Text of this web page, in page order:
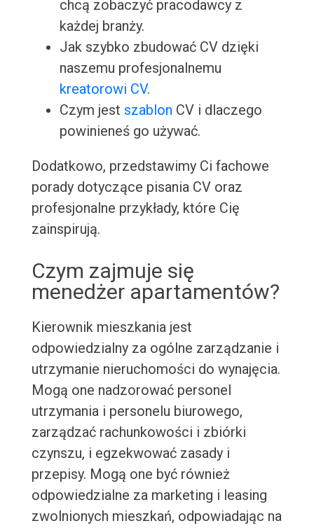
chcą zobaczyć pracodawcy z
każdej branży.
Jak szybko zbudować CV dzięki
naszemu profesjonalnemu
kreatorowi CV.
Czym jest szablon CV i dlaczego
powinieneś go używać.
Dodatkowo, przedstawimy Ci fachowe
porady dotyczące pisania CV oraz
profesjonalne przykłady, które Cię
zainspirują.
Czym zajmuje się
menedżer apartamentów?
Kierownik mieszkania jest
odpowiedzialny za ogólne zarządzanie i
utrzymanie nieruchomości do wynajęcia.
Mogą one nadzorować personel
utrzymania i personelu biurowego,
zarządzać rachunkowości i zbiórki
czynszu, i egzekwować zasady i
przepisy. Mogą one być również
odpowiedzialne za marketing i leasing
zwolnionych mieszkań, odpowiadając na